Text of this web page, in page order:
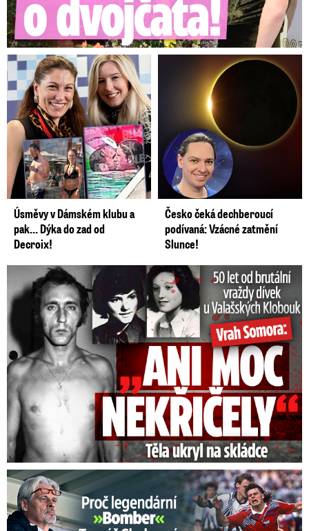
Úsměvy v Dámském klubu a
pak… Dýka do zad od
Decroix!
Česko čeká dechberoucí
podívaná: Vzácné zatmění
Slunce!
50 let od běsnění Somory: Těla dívek vrah ukryl na skládce
Proč Skuhravý zbankrotoval? Prasklo, kde dluží miliony!